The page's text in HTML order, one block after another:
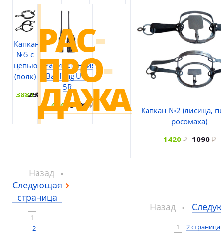
Капкан
№5 с
цепью
(волк)
38802980
Радиостанция
Baofeng UV-
5R
4540 3490
Назад
Следующая
страница
1
2
Капкан №2 (лисица,
росомаха)
1420
1090
Назад
1 2 страница